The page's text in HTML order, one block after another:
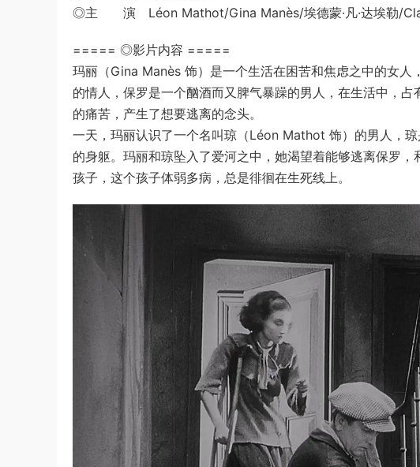
◎主 演 Léon Mathot/Gina Manès/埃德蒙·凡·达埃勒/
===== ◎影片内容 =====
玛丽（Gina Manès 饰）是一个生活在困苦和焦虑之中的女人
的情人，保罗是一个酗酒而又脾气暴躁的男人，在生活中，
的痛苦，产生了想要逃离的念头。
一天，玛丽认识了一个名叫琼（Léon Mathot 饰）的男人，
的身躯。玛丽和琼坠入了爱河之中，她渴望着能够逃离保罗
孩子，这个孩子体弱多病，总是徘徊在生死线上。